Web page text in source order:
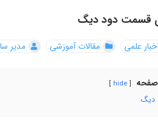
قسمت دود دیگ
اخبار علمی مقالات آموزشی مدیر
hide
دیگ